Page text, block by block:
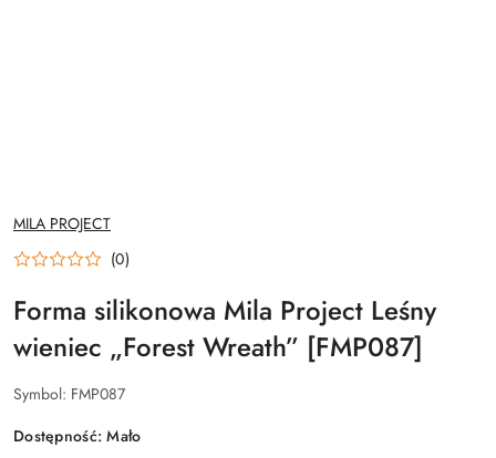
NAZWA
PRODUCENTA:
MILA PROJECT
(0)
Forma silikonowa Mila Project Leśny
wieniec „Forest Wreath” [FMP087]
Symbol: FMP087
Dostępność:Mało